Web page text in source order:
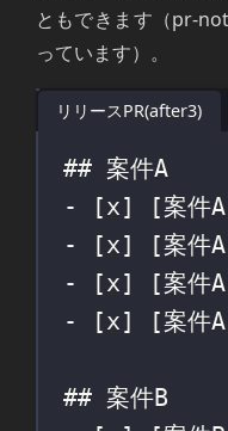
ともできます（pr-
っています）。
リリースPR(after3)
## 案件A
- [x] [案件A
- [x] [案件A
- [x] [案件A
- [x] [案件A
## 案件B